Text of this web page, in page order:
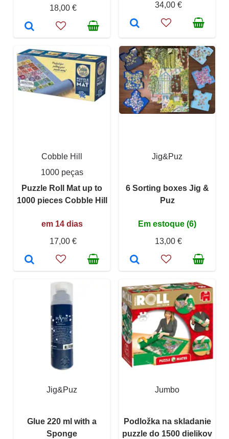
18,00 €
34,00 €
Cobble Hill
1000 peças
Puzzle Roll Mat up to
1000 pieces Cobble Hill
em 14 dias
17,00 €
Jig&Puz
6 Sorting boxes Jig &
Puz
Em estoque (6)
13,00 €
Jig&Puz
Glue 220 ml with a
Sponge
Jumbo
Podložka na skladanie
puzzle do 1500 dielikov